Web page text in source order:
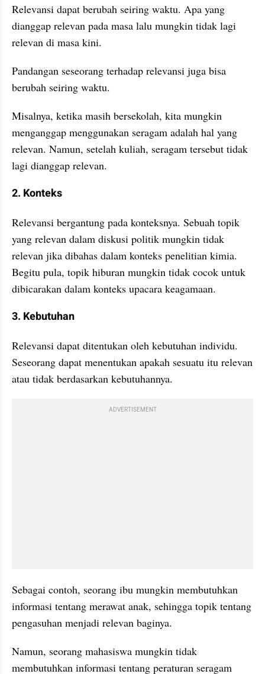
Relevansi dapat berubah seiring waktu. Apa yang
dianggap relevan pada masa lalu mungkin tidak lagi
relevan di masa kini.
Pandangan seseorang terhadap relevansi juga bisa
berubah seiring waktu.
Misalnya, ketika masih bersekolah, kita mungkin
menganggap menggunakan seragam adalah hal yang
relevan. Namun, setelah kuliah, seragam tersebut tidak
lagi dianggap relevan.
2. Konteks
Relevansi bergantung pada konteksnya. Sebuah topik
yang relevan dalam diskusi politik mungkin tidak
relevan jika dibahas dalam konteks penelitian kimia.
Begitu pula, topik hiburan mungkin tidak cocok untuk
dibicarakan dalam konteks upacara keagamaan.
3. Kebutuhan
Relevansi dapat ditentukan oleh kebutuhan individu.
Seseorang dapat menentukan apakah sesuatu itu relevan
atau tidak berdasarkan kebutuhannya.
ADVERTISEMENT
Sebagai contoh, seorang ibu mungkin membutuhkan
informasi tentang merawat anak, sehingga topik tentang
pengasuhan menjadi relevan baginya.
Namun, seorang mahasiswa mungkin tidak
membutuhkan informasi tentang peraturan seragam